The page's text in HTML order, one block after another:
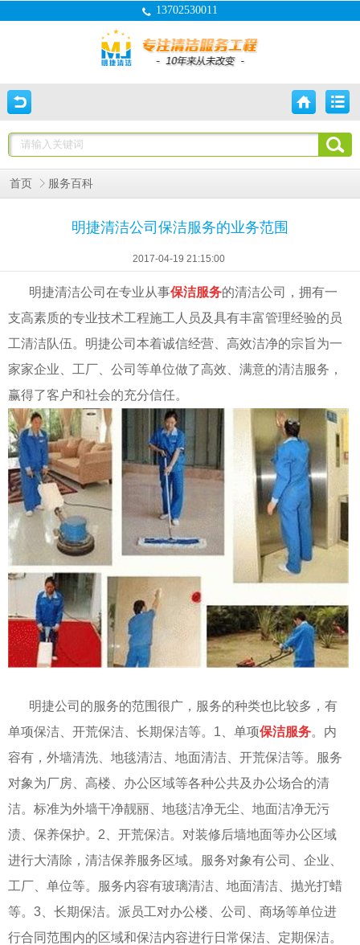
13702530011
首页 服务百科
明捷清洁公司保洁服务的业务范围
2017-04-19 21:15:00
明捷清洁公司在专业从事保洁服务的清洁公司，拥有一
支高素质的专业技术工程施工人员及具有丰富管理经验的员
工清洁队伍。明捷公司本着诚信经营、高效洁净的宗旨为一
家家企业、工厂、公司等单位做了高效、满意的清洁服务，
赢得了客户和社会的充分信任。
明捷公司的服务的范围很广，服务的种类也比较多，有
单项保洁、开荒保洁、长期保洁等。 1 、单项保洁服务。内
容有，外墙清洗、地毯清洁、地面清洁、开荒保洁等。服务
对象为厂房、高楼、办公区域等各种公共及办公场合的清
洁。标准为外墙干净靓丽、地毯洁净无尘、地面洁净无污
渍、保养保护。 2 、开荒保洁。对装修后墙地面等办公区域
进行大清除，清洁保养服务区域。服务对象有公司、企业、
工厂、单位等。服务内容有玻璃清洁、地面清洁、抛光打蜡
等。 3 、长期保洁。派员工对办公楼、公司、商场等单位进
行合同范围内的区域和保洁内容进行日常保洁、定期保洁。